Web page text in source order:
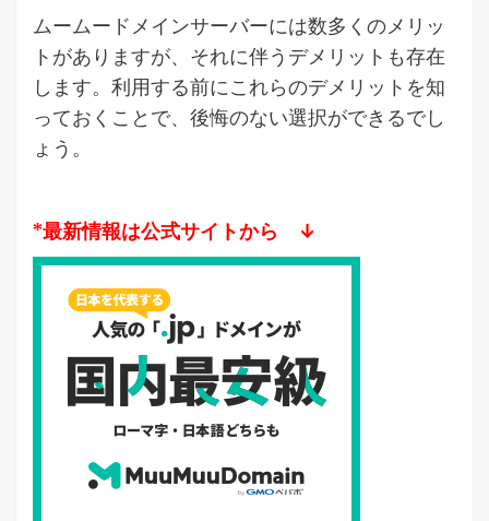
ムームードメインサーバーには数多くのメリッ
トがありますが、それに伴うデメリットも存在
します。利用する前にこれらのデメリットを知
っておくことで、後悔のない選択ができるでし
ょう。
*最新情報は公式サイトから ↓